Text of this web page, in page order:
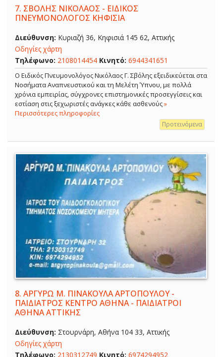
7. ΣΒΟΛΗΣ ΝΙΚΟΛΑΟΣ - ΕΙΔΙΚΟΣ
ΠΝΕΥΜΟΝΟΛΟΓΟΣ ΚΗΦΙΣΙΑ
Διεύθυνση: Κυριαζή 36, Κηφισιά 145 62, Αττικής
Οδηγίες χάρτη
Τηλέφωνο: 2108014454 Κινητό: 6944341651
O Ειδικός Πνευμονολόγος Νικόλαος Γ. Σβόλης εξειδικεύεται στα
Νοσήματα Αναπνευστικού και τη Μελέτη Ύπνου, με πολλά
χρόνια εμπειρίας, σύγχρονες επιστημονικές προσεγγίσεις και
εστίαση στις ξεχωριστές ανάγκες κάθε ασθενούς»
Περισσότερες πληροφορίες
Προτεινόμενα
8. ΑΡΓΥΡΩ Μ. ΠΙΝΑΚΟΥΛΑ ΑΡΤΟΠΟΥΛΟΥ -
ΠΑΙΔΙΑΤΡΟΣ ΚΕΝΤΡΟ ΑΘΗΝΑ - ΠΑΙΔΙΑΤΡΟΙ
ΑΘΗΝΑ ΑΤΤΙΚΗΣ
Διεύθυνση: Στουρνάρη, Αθήνα 104 33, Αττικής
Οδηγίες χάρτη
Τηλέφωνο: 2130312749 Κινητό: 6974294952